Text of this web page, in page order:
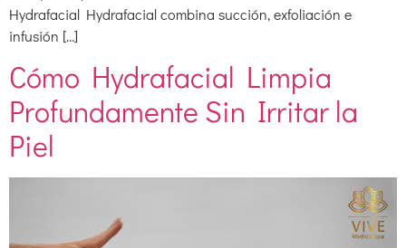
Hydrafacial Hydrafacial combina succión, exfoliación e
infusión […]
Cómo Hydrafacial Limpia
Profundamente Sin Irritar la
Piel